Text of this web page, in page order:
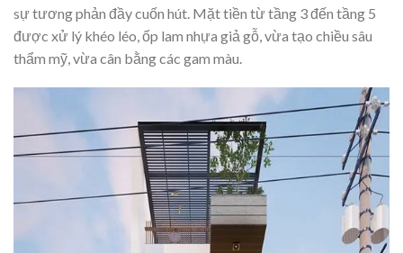
sự tương phản đầy cuốn hút. Mặt tiền từ tầng 3 đến tầng 5
được xử lý khéo léo, ốp lam nhựa giả gỗ, vừa tạo chiều sâu
thẩm mỹ, vừa cân bằng các gam màu.